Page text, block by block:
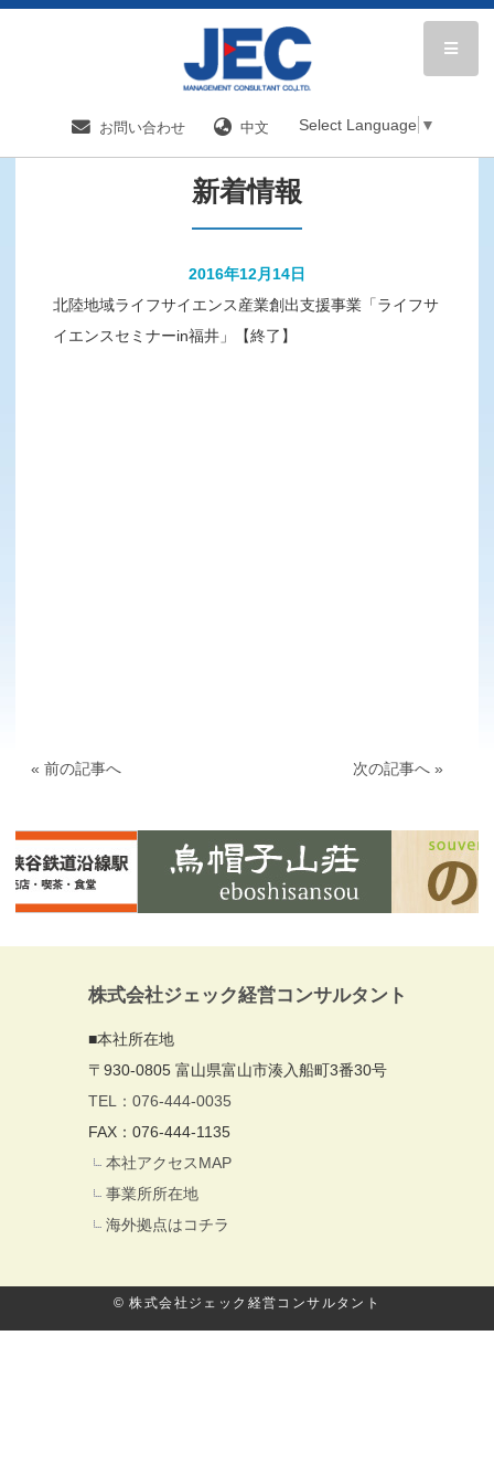
お問い合わせ 中文 Select Language ▼
新着情報／国内分野一覧 新着情報
新着情報
2016年12月14日
北陸地域ライフサイエンス産業創出支援事業「ライフサ
イエンスセミナーin福井」【終了】
« 前の記事へ 次の記事へ »
株式会社ジェック経営コンサルタント
■本社所在地
〒930-0805 富山県富山市湊入船町3番30号
TEL：076-444-0035
FAX：076-444-1135
本社アクセスMAP
事業所所在地
海外拠点はコチラ
© 株式会社ジェック経営コンサルタント